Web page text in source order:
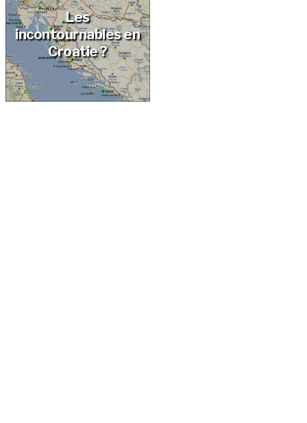
Les
incontournables en
Croatie ?